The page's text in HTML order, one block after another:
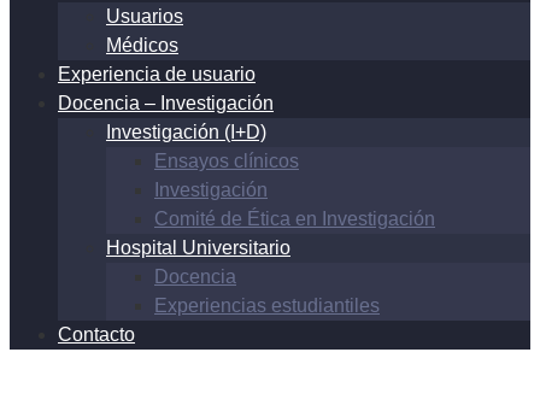
Usuarios
Médicos
Experiencia de usuario
Docencia – Investigación
Investigación (I+D)
Ensayos clínicos
Investigación
Comité de Ética en Investigación
Hospital Universitario
Docencia
Experiencias estudiantiles
Contacto